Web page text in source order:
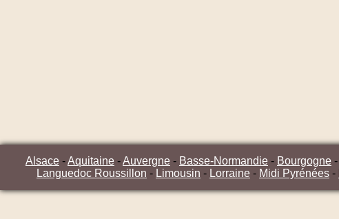
Alsace -Aquitaine -Auvergne - Basse-Normandie - Bourgogne -
Languedoc Roussillon - Limousin - Lorraine - Midi Pyrénées -